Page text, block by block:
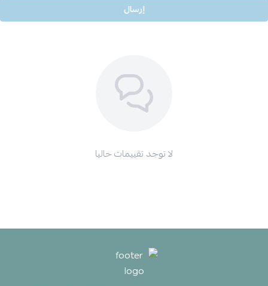
إرسال
لا توجد تقييمات حاليا